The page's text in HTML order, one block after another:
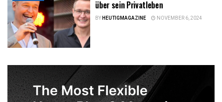
über sein Privatleben
BYHEUTIGMAGAZINE NOVEMBER 6, 2024